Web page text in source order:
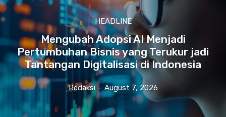
HEADLINE
Mengubah Adopsi AI Menjadi
Pertumbuhan Bisnis yang Terukur jadi
Tantangan Digitalisasi di Indonesia
Redaksi - August 7, 2026